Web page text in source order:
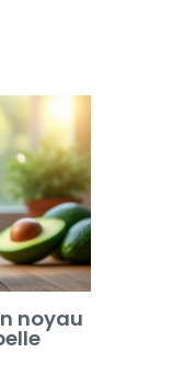
noyau